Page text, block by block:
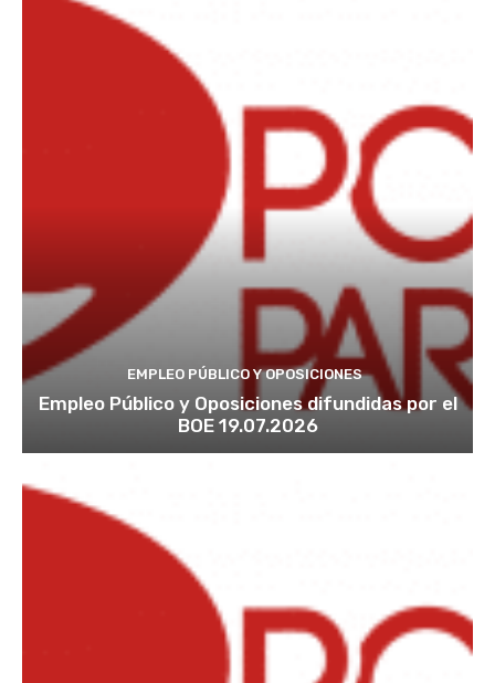
EMPLEO PÚBLICO Y OPOSICIONES
Empleo Público y Oposiciones difundidas por el
BOE 19.07.2026